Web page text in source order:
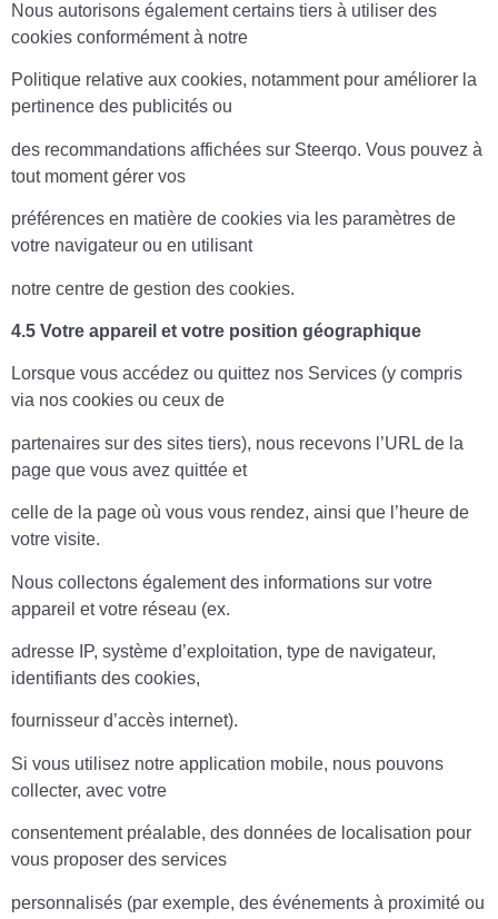
Nous autorisons également certains tiers à utiliser des
cookies conformément à notre
Politique relative aux cookies, notamment pour améliorer la
pertinence des publicités ou
des recommandations affichées sur Steerqo. Vous pouvez à
tout moment gérer vos
préférences en matière de cookies via les paramètres de
votre navigateur ou en utilisant
notre centre de gestion des cookies.
4.5 Votre appareil et votre position géographique
Lorsque vous accédez ou quittez nos Services (y compris
via nos cookies ou ceux de
partenaires sur des sites tiers), nous recevons l’URL de la
page que vous avez quittée et
celle de la page où vous vous rendez, ainsi que l’heure de
votre visite.
Nous collectons également des informations sur votre
appareil et votre réseau (ex.
adresse IP, système d’exploitation, type de navigateur,
identifiants des cookies,
fournisseur d’accès internet).
Si vous utilisez notre application mobile, nous pouvons
collecter, avec votre
consentement préalable, des données de localisation pour
vous proposer des services
personnalisés (par exemple, des événements à proximité ou